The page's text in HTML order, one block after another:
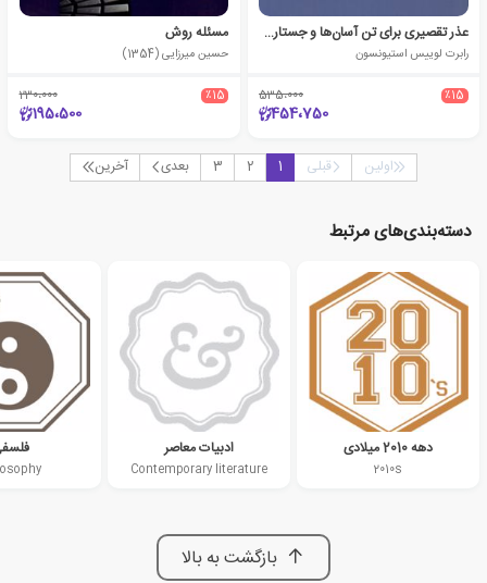
عذر تقصیری برای تن آسان‌ها و جستارهای دیگر
رابرت لوییس استیونسون
٪15 535،000
454،750
مسئله روش
حسین میرزایی (1354)
٪15 230،000
195،500
اولین قبلی 1
2
3 بعدی آخرین
دسته‌بندی‌های مرتبط
دهه 2010 میلادی
2010s
ادبیات معاصر
Contemporary literature
بازگشت به بالا